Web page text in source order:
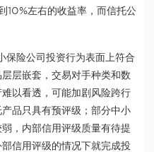
10%左右的收益率，而信托公
险公司投资行为表面上符合
层嵌套，交易对手种类和数
以看透，可能加剧风险跨行
品只具有预评级；部分中小
，内部信用评级质量有待提
信用评级的情况下就完成投